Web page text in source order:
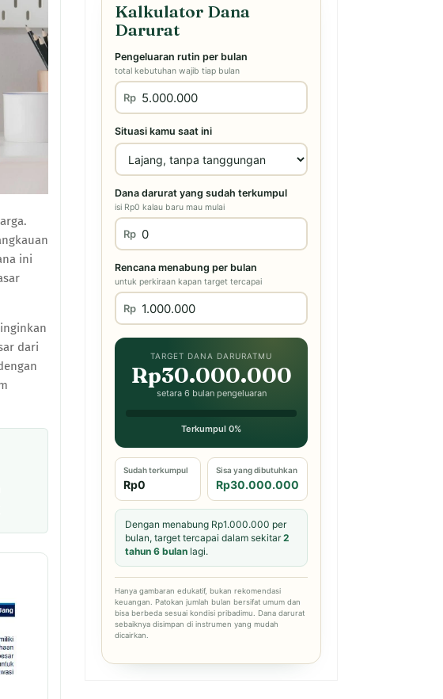
ini
dari
Kalkulator Dana
Darurat
Pengeluaran rutin per bulan
total kebutuhan wajib tiap bulan
Rp
Situasi kamu saat ini
Dana darurat yang sudah terkumpul
isi Rp0 kalau baru mau mulai
Rp
Rencana menabung per bulan
untuk perkiraan kapan target tercapai
Rp
TARGET DANA DARURATMU
Rp30.000.000
setara 6 bulan pengeluaran
Terkumpul 0%
Sudah terkumpul
Rp0
Sisa yang dibutuhkan
Rp30.000.000
Dengan menabung Rp1.000.000 per
bulan, target tercapai dalam sekitar2
tahun 6 bulan lagi.
Hanya gambaran edukatif, bukan rekomendasi
keuangan. Patokan jumlah bulan bersifat umum dan
bisa berbeda sesuai kondisi pribadimu. Dana darurat
sebaiknya disimpan di instrumen yang mudah
dicairkan.